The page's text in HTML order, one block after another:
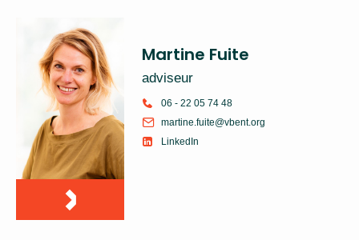
Martine Fuite
adviseur
06 - 22 05 74 48
martine.fuite@vbent.org
LinkedIn